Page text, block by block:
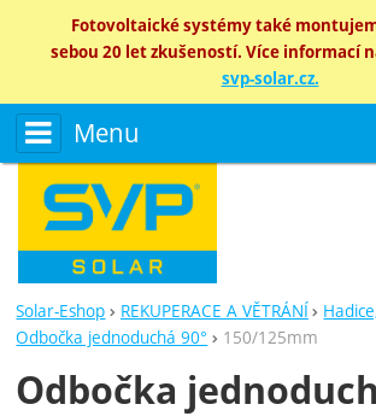
Fotovoltaické systémy také
sebou 20 let zkušeností. Více informací
svp-solar.cz.
Menu
Solar-Eshop REKUPERACE A VĚTRÁNÍ
Odbočka jednoduchá 90°
150/125mm
Odbočka